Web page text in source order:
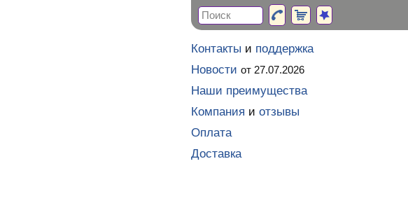
Контакты и поддержка
Новости от 27.07.2026
Наши преимущества
Компания и отзывы
Оплата
Доставка